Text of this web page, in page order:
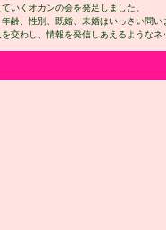
いくオカンの会を発足しました。
齢、性別、既婚、未婚はいっさい問い
交わし、情報を発信しあえるような